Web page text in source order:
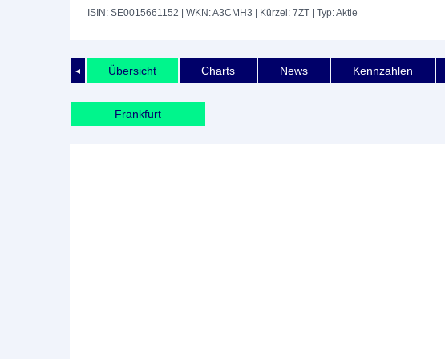
ISIN: SE0015661152 | WKN: A3CMH3 | Kürzel: 7ZT | Typ: Aktie
◄ Übersicht Charts News Kennzahlen
Frankfurt